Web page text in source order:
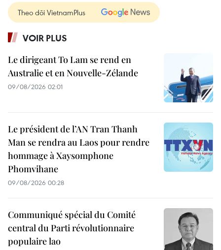
Theo dõi VietnamPlus
VOIR PLUS
Le dirigeant To Lam se rend en
Australie et en Nouvelle-Zélande
09/08/2026 02:01
Le président de l’AN Tran Thanh
Man se rendra au Laos pour rendre
hommage à Xaysomphone
Phomvihane
09/08/2026 00:28
Communiqué spécial du Comité
central du Parti révolutionnaire
populaire lao